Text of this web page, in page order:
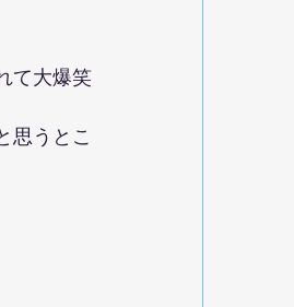
て大爆笑
思うとこ